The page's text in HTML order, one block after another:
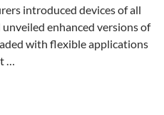
introduced devices of all
enhanced versions of
with flexible applications
…